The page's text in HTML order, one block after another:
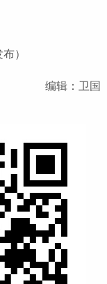
）
编辑：卫国